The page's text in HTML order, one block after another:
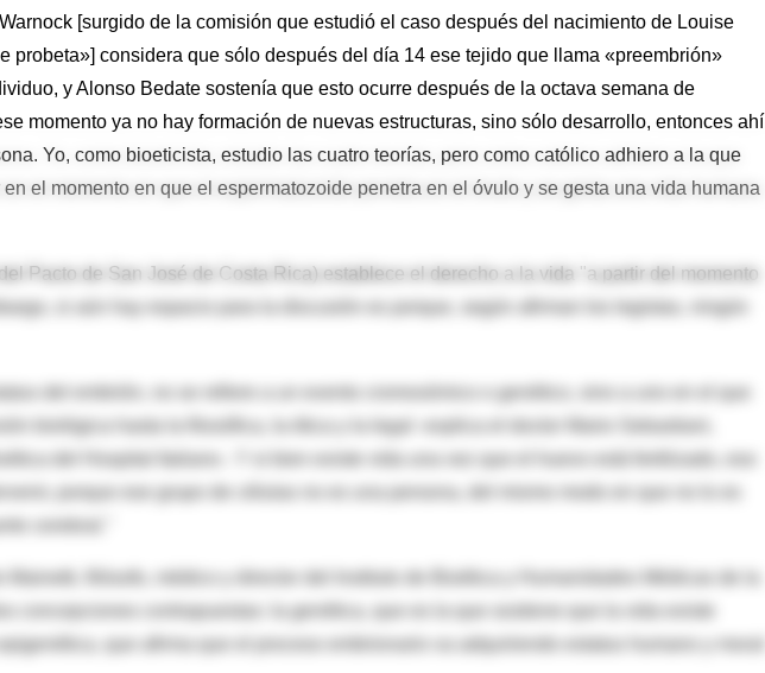
[surgido de la comisión que estudió el caso después del nacimiento de Louise
probeta»] considera que sólo después del día 14 ese tejido que llama «preembrión»
y Alonso Bedate sostenía que esto ocurre después de la octava semana de
momento ya no hay formación de nuevas estructuras, sino sólo desarrollo, entonces ahí
Yo, como bioeticista, estudio las cuatro teorías, pero como católico adhiero a la que
el momento en que el espermatozoide penetra en el óvulo y se gesta una vida humana
Pacto de San José de Costa Rica) establece el derecho a la vida "a partir del momento
si aún hay espacio para la discusión es porque, según afirman los legistas, ningún
del embrión, no se refiere a un evento cromosómico o genético, sino a uno en el que
biológica hasta la filosófica, la ética y la legal -explica el doctor Mario Sebastiani,
porque ese grupo de células no es una persona, del mismo modo en que no lo es
concepciones contrapuestas: la genética, que es la que sostiene que la vida existe
que afirma que el proceso embrionario va adquiriendo estatus humano y moral